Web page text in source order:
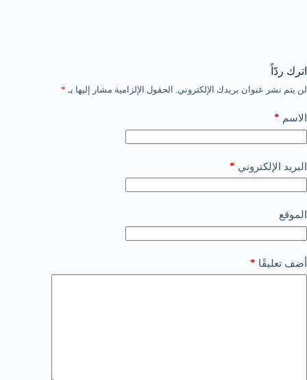
اترك ردّاً
لن يتم نشر عنوان بريدك الإلكتروني. الحقول الإلزامية مشار إليها بـ *
الاسم *
البريد الإلكتروني *
الموقع
أضف تعليقًا *